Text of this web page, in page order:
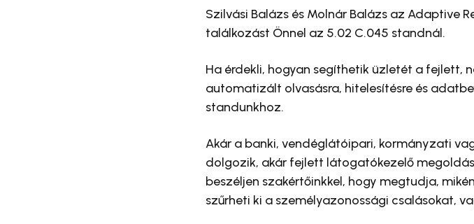
Szilvási Balázs és Molnár Balázs az Adaptive
találkozást Önnel az 5.02 C.045 standnál.
Ha érdekli, hogyan segíthetik üzletét a fejlett,
automatizált olvasásra, hitelesítésre és
standunkhoz.
Akár a banki, vendéglátóipari, kormányzati
dolgozik, akár fejlett látogatókezelő
beszéljen szakértőinkkel, hogy megtudja,
szűrheti ki a személyazonossági csalásokat,